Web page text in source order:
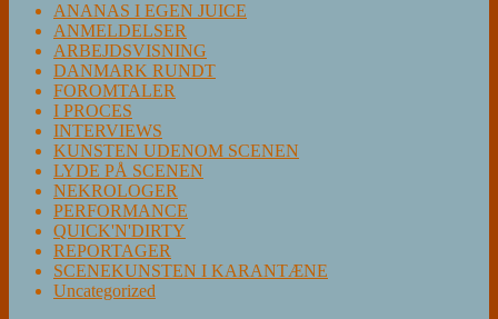
ANANAS I EGEN JUICE
ANMELDELSER
ARBEJDSVISNING
DANMARK RUNDT
FOROMTALER
I PROCES
INTERVIEWS
KUNSTEN UDENOM SCENEN
LYDE PÅ SCENEN
NEKROLOGER
PERFORMANCE
QUICK'N'DIRTY
REPORTAGER
SCENEKUNSTEN I KARANTÆNE
Uncategorized